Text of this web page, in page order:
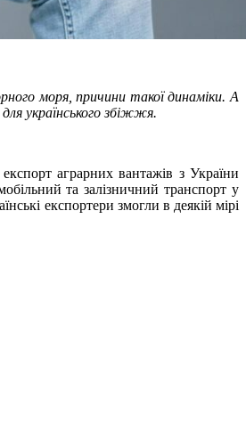
моря, причини такої динаміки. А
українського збіжжя.
аграрних вантажів з України
та залізничний транспорт у
експортери змогли в деякій мірі